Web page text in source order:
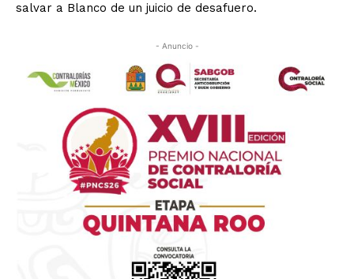
salvar a Blanco de un juicio de desafuero.
- Anuncio -